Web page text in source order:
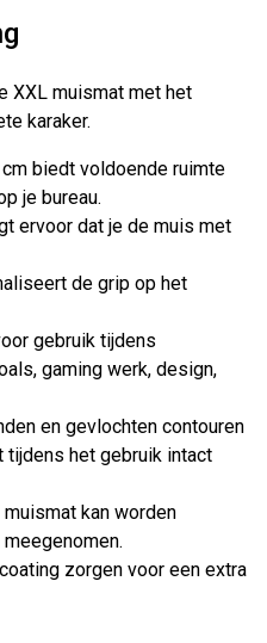
XXL muismat met het
karaker.
biedt voldoende ruimte
je bureau.
ervoor dat je de muis met
de grip op het
gebruik tijdens
gaming werk, design,
en gevlochten contouren
tijdens het gebruik intact
kan worden
zorgen voor een extra